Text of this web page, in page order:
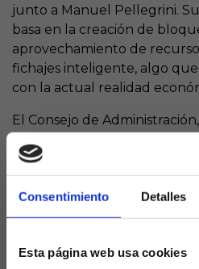
Consentimiento Detalles
Esta página web usa cookies
junto a Manuel Pellegrini.
basa en la creación de
aprovechamiento de
fichajes inteligente, algo
con la actual realidad
El Consejo de
llegada, que será oficial en
desvinculación de Five
será de larga duración, con
similares a las que tuvo en el
de guerra” que vive el club.